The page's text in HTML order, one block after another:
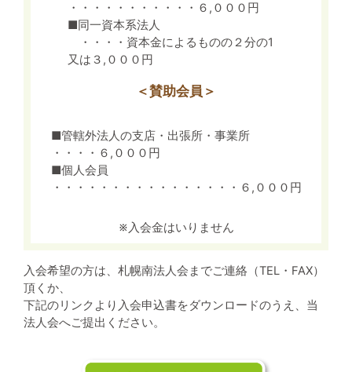
・・・・・・・・・・・６,０００円
■同一資本系法人
・・・・資本金によるものの２分の1
又は３,０００円
＜賛助会員＞
■管轄外法人の支店・出張所・事業所
・・・・６,０００円
■個人会員
・・・・・・・・・・・・・・・・６,０００円
※入会金はいりません
入会希望の方は、札幌南法人会までご連絡（TEL・FAX）
頂くか、
下記のリンクより入会申込書をダウンロードのうえ、当
法人会へご提出ください。